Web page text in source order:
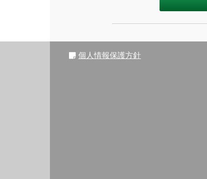
個人情報保護方針